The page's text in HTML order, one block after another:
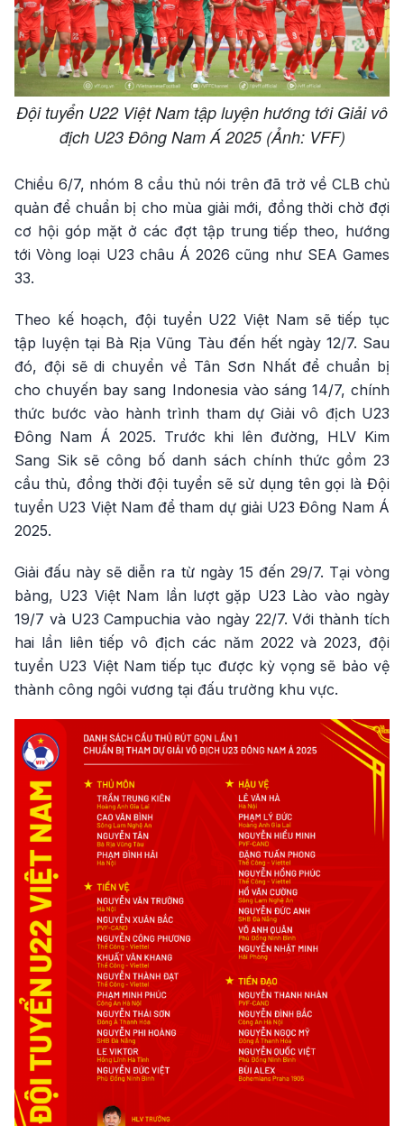
Đội tuyển U22 Việt Nam tập luyện hướng tới Giải vô
địch U23 Đông Nam Á 2025 (Ảnh: VFF)
Chiều 6/7, nhóm 8 cầu thủ nói trên đã trở về CLB chủ
quản để chuẩn bị cho mùa giải mới, đồng thời chờ đợi
cơ hội góp mặt ở các đợt tập trung tiếp theo, hướng
tới Vòng loại U23 châu Á 2026 cũng như SEA Games
33.
Theo kế hoạch, đội tuyển U22 Việt Nam sẽ tiếp tục
tập luyện tại Bà Rịa Vũng Tàu đến hết ngày 12/7. Sau
đó, đội sẽ di chuyển về Tân Sơn Nhất để chuẩn bị
cho chuyến bay sang Indonesia vào sáng 14/7, chính
thức bước vào hành trình tham dự Giải vô địch U23
Đông Nam Á 2025. Trước khi lên đường, HLV Kim
Sang Sik sẽ công bố danh sách chính thức gồm 23
cầu thủ, đồng thời đội tuyển sẽ sử dụng tên gọi là Đội
tuyển U23 Việt Nam để tham dự giải U23 Đông Nam Á
2025.
Giải đấu này sẽ diễn ra từ ngày 15 đến 29/7. Tại vòng
bảng, U23 Việt Nam lần lượt gặp U23 Lào vào ngày
19/7 và U23 Campuchia vào ngày 22/7. Với thành tích
hai lần liên tiếp vô địch các năm 2022 và 2023, đội
tuyển U23 Việt Nam tiếp tục được kỳ vọng sẽ bảo vệ
thành công ngôi vương tại đấu trường khu vực.